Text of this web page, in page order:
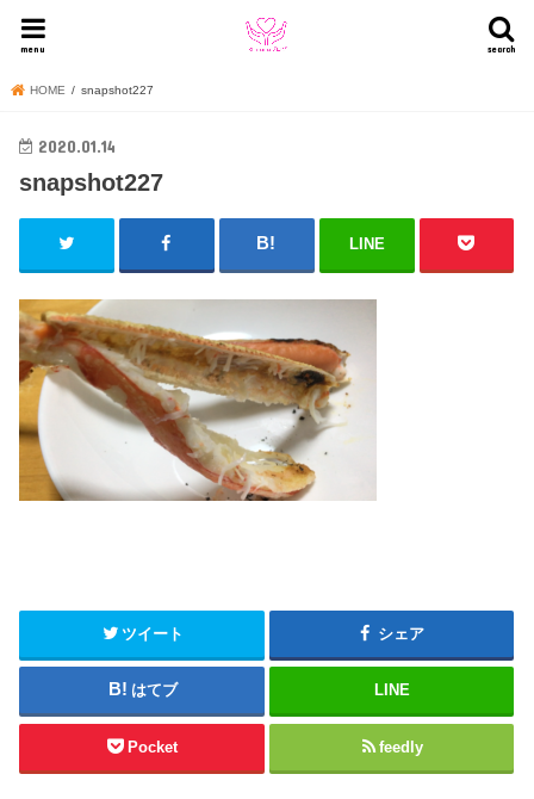
search
menu
HOME snapshot227
2020.01.14
snapshot227
LINE
ツイート シェア
はてブ LINE
Pocket feedly